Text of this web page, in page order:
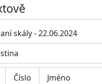
skály - 22.06.2024
Číslo Jméno